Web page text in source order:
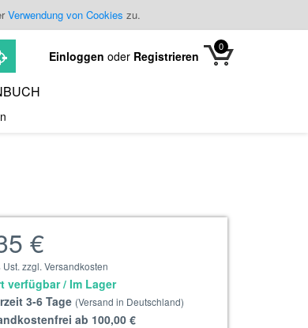
Verwendung von Cookies zu.
Einloggen oder Registrieren
0
€
zzgl. Versandkosten
verfügbar / Im Lager
3-6 Tage (Versand in Deutschland)
ab 100,00 €